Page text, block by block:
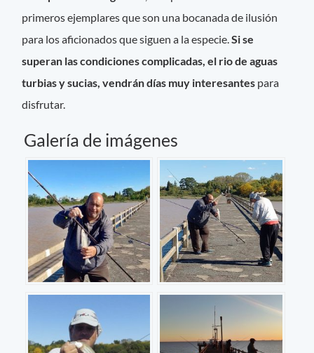
primeros ejemplares que son una bocanada de ilusión
para los aficionados que siguen a la especie.Si se
superan las condiciones complicadas, el rio de aguas
turbias y sucias, vendrán días muy interesantes para
disfrutar.
Galería de imágenes